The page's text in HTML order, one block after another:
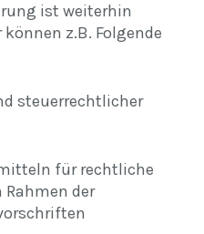
ist weiterhin
z.B. Folgende
steuerrechtlicher
für rechtliche
der